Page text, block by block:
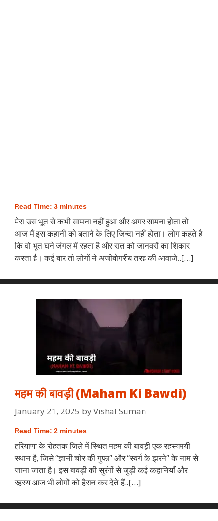
Read Time: 3 minutes
मेरा उस भूत से कभी सामना नहीं हुआ और अगर सामना होता तो
आज मैं इस कहानी को बताने के लिए जिन्दा नहीं होता। लोग कहते है
कि वो भूत घने जंगल में रहता है और रात को जानवरों का शिकार
करता है। कई बार तो लोगों ने अजीबोगरीब तरह की आवाजे..[…]
महम की बावड़ी (Maham Ki Bawdi)
January 21, 2025 byVishal Suman
Read Time: 2 minutes
हरियाणा के रोहतक जिले में स्थित महम की बावड़ी एक रहस्यमयी
स्थान है, जिसे “ज्ञानी चोर की गुफा” और “स्वर्ग के झरने” के नाम से
जाना जाता है। इस बावड़ी की सुरंगों से जुड़ी कई कहानियाँ और
रहस्य आज भी लोगों को हैरान कर देते हैं..[…]